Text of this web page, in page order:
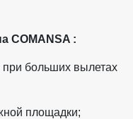
COMANSA :
при больших вылетах
площадки;